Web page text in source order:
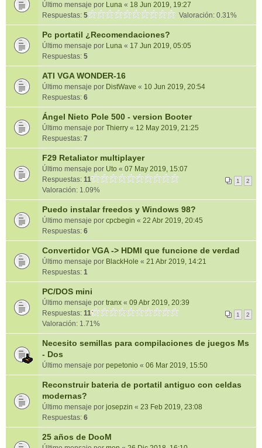
Último mensaje por Luna « 18 Jun 2019, 19:27
Respuestas: 5 Valoración: 0.31%
Pc portatil ¿Recomendaciones?
Último mensaje por Luna « 17 Jun 2019, 05:05
Respuestas: 5
ATI VGA WONDER-16
Último mensaje por DistWave « 10 Jun 2019, 20:54
Respuestas: 6
Ángel Nieto Pole 500 - version Booter
Último mensaje por Thierry « 12 May 2019, 21:25
Respuestas: 7
F29 Retaliator multiplayer
Último mensaje por Uto « 07 May 2019, 15:07
Respuestas: 11 1 2
Valoración: 1.09%
Puedo instalar freedos y Windows 98?
Último mensaje por cpcbegin « 22 Abr 2019, 20:45
Respuestas: 6
Convertidor VGA -> HDMI que funcione de verdad
Último mensaje por BlackHole « 21 Abr 2019, 14:21
Respuestas: 1
PC/DOS mini
Último mensaje por tranx « 09 Abr 2019, 20:39
Respuestas: 11 1 2
Valoración: 1.71%
Necesito semillas para compilaciones de juegos Ms
- Dos
Último mensaje por pepetonio « 06 Mar 2019, 15:50
Reconstruir bateria de portatil antiguo con celdas
modernas?
Último mensaje por josepzin « 23 Feb 2019, 23:08
Respuestas: 6
25 años de DooM